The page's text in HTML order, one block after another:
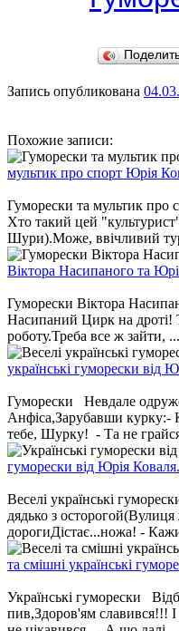
Запись опубликована
Похожие записи:
мультик про спорт Юрія
Гуморески та мультик про
Хто такий цей
Шури).Може, ввічливий
Віктора Насипаного та
Гуморески Віктора
Насипаний Цирк на дроті!
роботу.Треба все ж зайти, ...
українські гуморески від
Гуморески Невдале
Анфіса,Зарубавши курку:-
тебе, Шурку! - Та не
гуморески від Юрія Коваля.
Веселі українські
дядько з
дорогиДістає...ножа! -
та смішні українські
Українські гуморески
пив,Здоров'ям славився!!! І